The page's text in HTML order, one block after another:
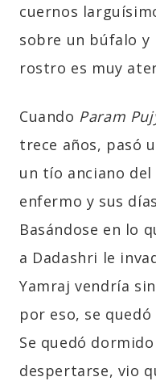
cuernos
sobre un búfalo y
rostro es muy
Cuando Param
trece años, pasó
un tío anciano
enfermo y sus
Basándose en lo
a Dadashri le
Yamraj vendría
por eso, se
Se quedó
despertarse, vio